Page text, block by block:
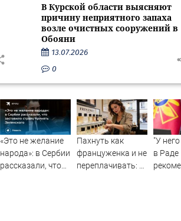
В Курской области выясняют
причину неприятного запаха
возле очистных сооружений в
Обояни
13.07.2026
0
«Это не желание
народа»: в Сербии
рассказали, что
Пахнуть как
француженка и не
переплачивать: 5
"У
в Раде